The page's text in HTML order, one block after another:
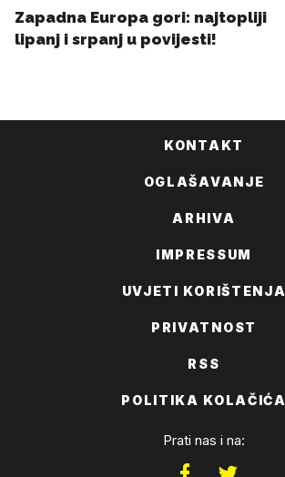
KONTAKT
OGLAŠAVANJE
ARHIVA
IMPRESSUM
UVJETI KORIŠTENJA
PRIVATNOST
RSS
POLITIKA KOLAČIĆA
Prati nas i na: